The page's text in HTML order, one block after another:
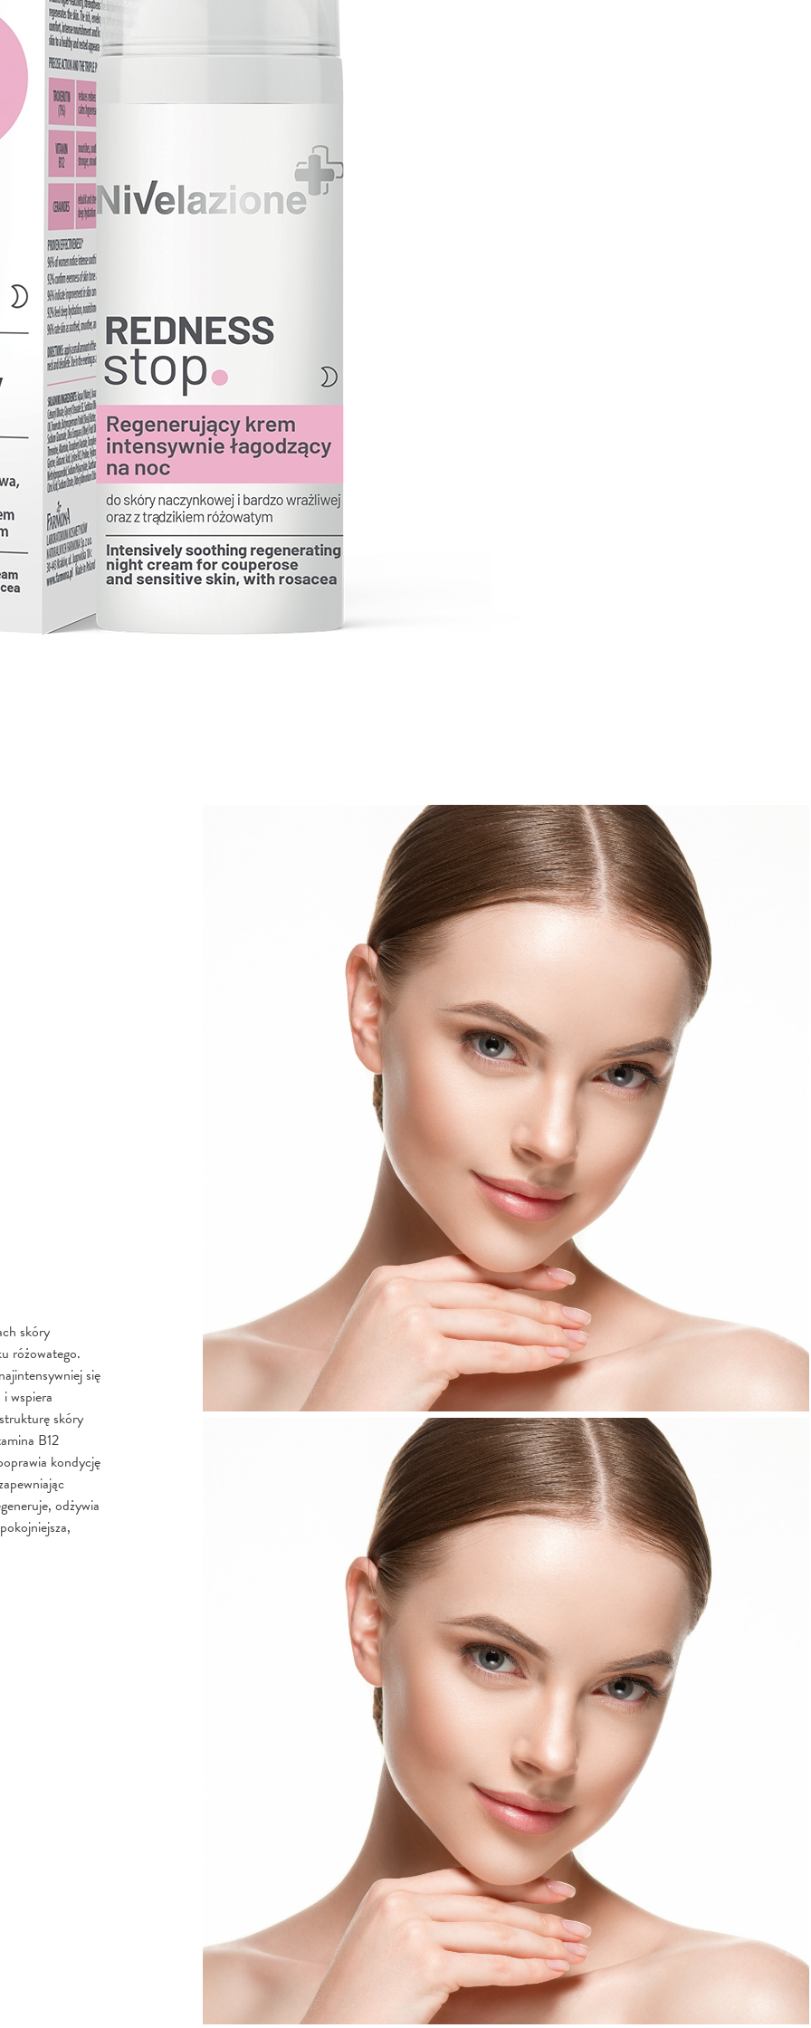
skóry
różowatego.
się
wspiera
skóry
B12
kondycję
odżywia